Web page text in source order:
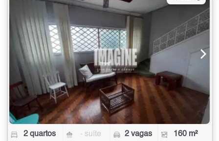
2 quartos - suíte 2 vagas 160 m²